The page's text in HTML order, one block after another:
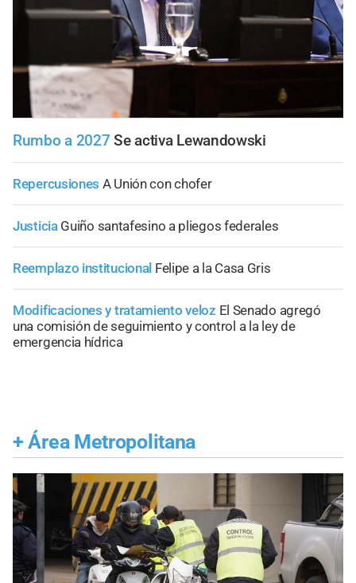
Rumbo a 2027 Se activa Lewandowski
Repercusiones A Unión con chofer
Justicia Guiño santafesino a pliegos federales
Reemplazo institucional Felipe a la Casa Gris
Modificaciones y tratamiento veloz El Senado agregó
una comisión de seguimiento y control a la ley de
emergencia hídrica
+ Área Metropolitana